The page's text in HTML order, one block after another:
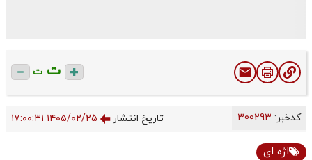
ت ت
کدخبر: تاریخ انتشار ۱۴۰۵/۰۲/۲۵ ۱۷:۰۰:۳۱
اژه ای